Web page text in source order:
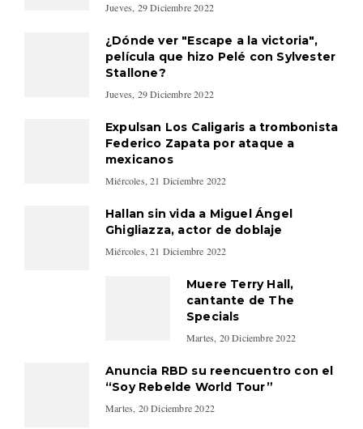
Jueves, 29 Diciembre 2022
¿Dónde ver "Escape a la victoria",
película que hizo Pelé con Sylvester
Stallone?
Jueves, 29 Diciembre 2022
Expulsan Los Caligaris a trombonista
Federico Zapata por ataque a
mexicanos
Miércoles, 21 Diciembre 2022
Hallan sin vida a Miguel Ángel
Ghigliazza, actor de doblaje
Miércoles, 21 Diciembre 2022
Muere Terry Hall,
cantante de The
Specials
Martes, 20 Diciembre 2022
Anuncia RBD su reencuentro con el
“Soy Rebelde World Tour”
Martes, 20 Diciembre 2022